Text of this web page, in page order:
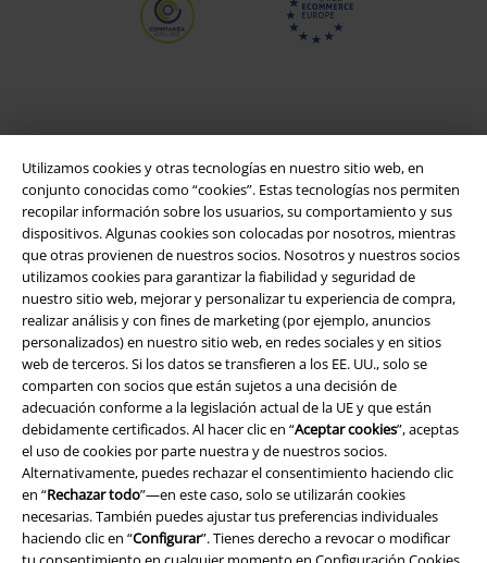
Utilizamos cookies y otras tecnologías en nuestro sitio web, en
conjunto conocidas como “cookies”. Estas tecnologías nos permiten
recopilar información sobre los usuarios, su comportamiento y sus
dispositivos. Algunas cookies son colocadas por nosotros, mientras
que otras provienen de nuestros socios. Nosotros y nuestros socios
utilizamos cookies para garantizar la fiabilidad y seguridad de
nuestro sitio web, mejorar y personalizar tu experiencia de compra,
realizar análisis y con fines de marketing (por ejemplo, anuncios
personalizados) en nuestro sitio web, en redes sociales y en sitios
web de terceros. Si los datos se transfieren a los EE. UU., solo se
comparten con socios que están sujetos a una decisión de
adecuación conforme a la legislación actual de la UE y que están
debidamente certificados. Al hacer clic en “Aceptar cookies”, aceptas
el uso de cookies por parte nuestra y de nuestros socios.
Alternativamente, puedes rechazar el consentimiento haciendo clic
en “Rechazar todo”—en este caso, solo se utilizarán cookies
necesarias. También puedes ajustar tus preferencias individuales
haciendo clic en “Configurar”. Tienes derecho a revocar o modificar
Legal
Términos y Condiciones
Aviso Legal
Ley protección de datos
Eliminación de residuos y protección del medioambiente
Declaración de Conformidad